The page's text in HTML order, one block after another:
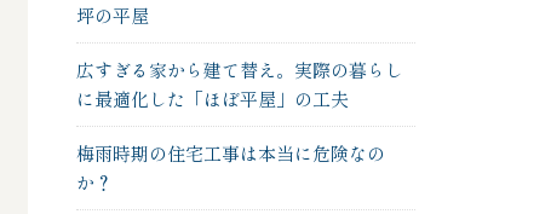
坪の平屋
広すぎる家から建て替え。実際の暮らし
に最適化した「ほぼ平屋」の工夫
梅雨時期の住宅工事は本当に危険なの
か？